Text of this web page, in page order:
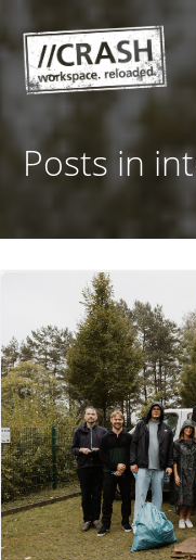
Posts in